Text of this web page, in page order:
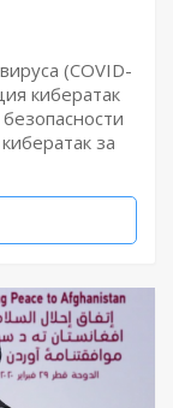
(COVID-
кибератак
за